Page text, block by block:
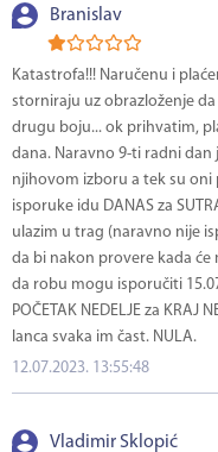
Branislav
Katastrofa!!! Naručenu i
storniraju uz obrazloženje
drugu boju... ok prihvatim,
dana. Naravno 9-ti radni dan
njihovom izboru a tek su oni
isporuke idu DANAS za
ulazim u trag (naravno nije
da bi nakon provere kada
da robu mogu isporučiti
POČETAK NEDELJE za
lanca svaka im čast. NULA.
12.07.2023. 13:55:48
Vladimir Sklopić